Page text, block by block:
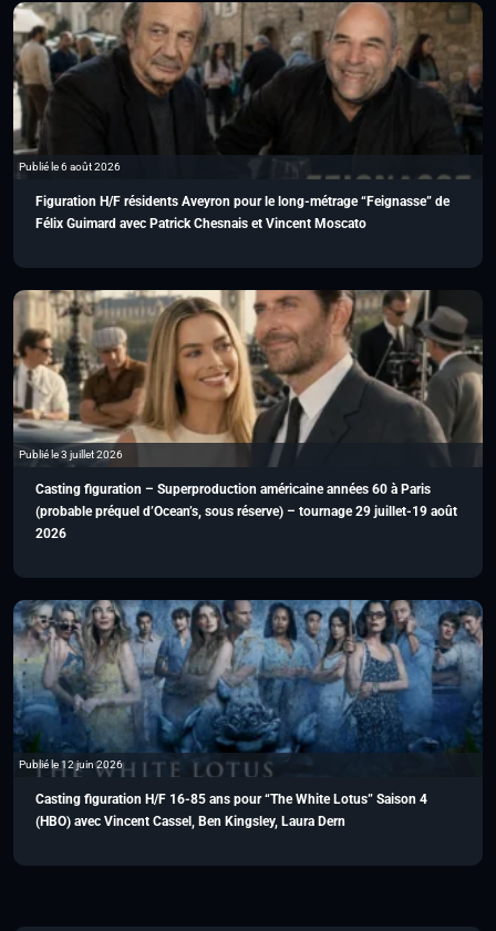
Publié le 6 août 2026
Figuration H/F résidents Aveyron pour le long-métrage “Feignasse” de
Félix Guimard avec Patrick Chesnais et Vincent Moscato
Publié le 3 juillet 2026
Casting figuration – Superproduction américaine années 60 à Paris
(probable préquel d’Ocean’s, sous réserve) – tournage 29 juillet-19 août
2026
Publié le 12 juin 2026
Casting figuration H/F 16-85 ans pour “The White Lotus” Saison 4
(HBO) avec Vincent Cassel, Ben Kingsley, Laura Dern